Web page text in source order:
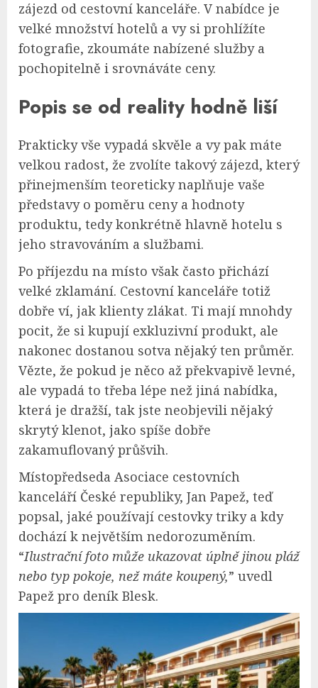
zájezd od cestovní kanceláře. V nabídce je
velké množství hotelů a vy si prohlížíte
fotografie, zkoumáte nabízené služby a
pochopitelně i srovnáváte ceny.
Popis se od reality hodně liší
Prakticky vše vypadá skvěle a vy pak máte
velkou radost, že zvolíte takový zájezd, který
přinejmenším teoreticky naplňuje vaše
představy o poměru ceny a hodnoty
produktu, tedy konkrétně hlavně hotelu s
jeho stravováním a službami.
Po příjezdu na místo však často přichází
velké zklamání. Cestovní kanceláře totiž
dobře ví, jak klienty zlákat. Ti mají mnohdy
pocit, že si kupují exkluzivní produkt, ale
nakonec dostanou sotva nějaký ten průměr.
Vězte, že pokud je něco až překvapivě levné,
ale vypadá to třeba lépe než jiná nabídka,
která je dražší, tak jste neobjevili nějaký
skrytý klenot, jako spíše dobře
zakamuflovaný průšvih.
Místopředseda Asociace cestovních
kanceláří České republiky, Jan Papež, teď
popsal, jaké používají cestovky triky a kdy
dochází k největším nedorozuměním.
“Ilustrační foto může ukazovat úplně jinou pláž
nebo typ pokoje, než máte koupený,” uvedl
Papež pro deník Blesk.